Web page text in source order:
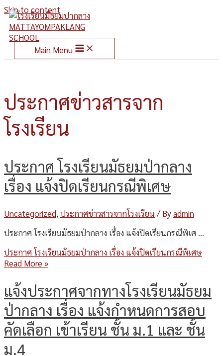
Skip to content
Main Menu
ประกาศข่าวสารจาก
โรงเรียน
ประกาศ โรงเรียนมัธยมป่ากลาง
เรื่อง แจ้งปิดเรียนกรณีพิเศษ
Uncategorized, ประกาศข่าวสารจากโรงเรียน / Byadmin
ประกาศ โรงเรียนมัธยมป่ากลาง เรื่อง แจ้งปิดเรียนกรณีพิเศ …
ประกาศ โรงเรียนมัธยมป่ากลาง เรื่อง แจ้งปิดเรียนกรณีพิเศษ
Read More »
แจ้งประกาศจากทางโรงเรียนมัธยม
ป่ากลาง เรื่อง แจ้งกำหนดการสอบ
คัดเลือก เข้าเรียน ชั้น ม.1 และ ชั้น
ม.4